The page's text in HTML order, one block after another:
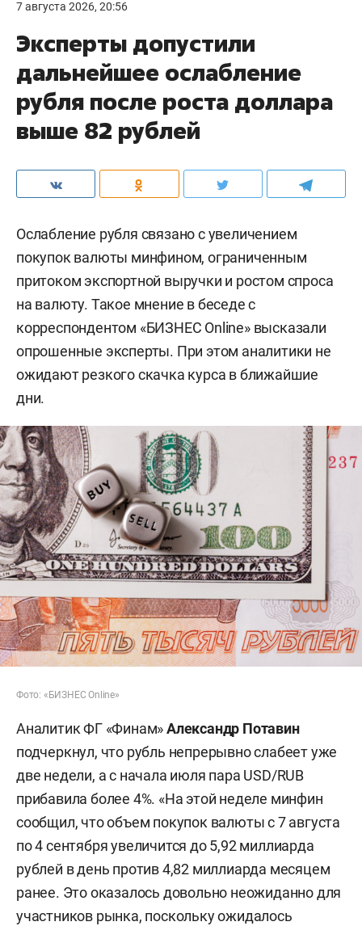
7 августа 2026, 20:56
Эксперты допустили
дальнейшее ослабление
рубля после роста доллара
выше 82 рублей
Ослабление рубля связано с увеличением
покупок валюты минфином, ограниченным
притоком экспортной выручки и ростом спроса
на валюту. Такое мнение в беседе с
корреспондентом «БИЗНЕС Online» высказали
опрошенные эксперты. При этом аналитики не
ожидают резкого скачка курса в ближайшие
дни.
Фото: «БИЗНЕС Online»
Аналитик ФГ «Финам»Александр Потавин
подчеркнул, что рубль непрерывно слабеет уже
две недели, а с начала июля пара USD/RUB
прибавила более 4%. «На этой неделе минфин
сообщил, что объем покупок валюты с 7 августа
по 4 сентября увеличится до 5,92 миллиарда
рублей в день против 4,82 миллиарда месяцем
ранее. Это оказалось довольно неожиданно для
участников рынка, поскольку ожидалось